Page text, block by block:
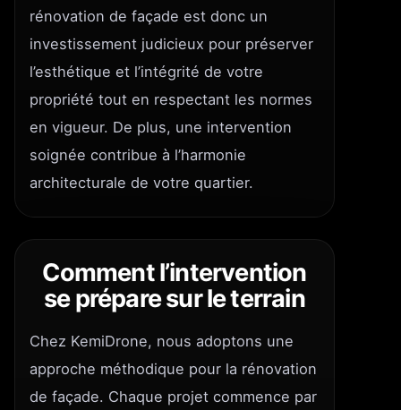
rénovation de façade est donc un
investissement judicieux pour préserver
l’esthétique et l’intégrité de votre
propriété tout en respectant les normes
en vigueur. De plus, une intervention
soignée contribue à l’harmonie
architecturale de votre quartier.
Comment l’intervention
se prépare sur le terrain
Chez KemiDrone, nous adoptons une
approche méthodique pour la rénovation
de façade. Chaque projet commence par